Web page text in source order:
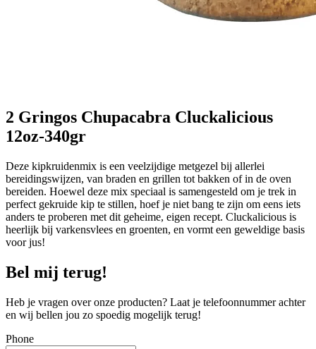
2 Gringos Chupacabra Cluckalicious
12oz-340gr
Deze kipkruidenmix is een veelzijdige metgezel bij allerlei
bereidingswijzen, van braden en grillen tot bakken of in de oven
bereiden. Hoewel deze mix speciaal is samengesteld om je trek in
perfect gekruide kip te stillen, hoef je niet bang te zijn om eens iets
anders te proberen met dit geheime, eigen recept. Cluckalicious is
heerlijk bij varkensvlees en groenten, en vormt een geweldige basis
voor jus!
Bel mij terug!
Heb je vragen over onze producten? Laat je telefoonnummer achter
en wij bellen jou zo spoedig mogelijk terug!
Phone